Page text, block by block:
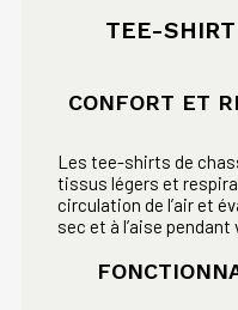
TEE-SHIRT
CONFORT ET
Les tee-shirts de
tissus légers et
circulation de l’air et
sec et à l’aise